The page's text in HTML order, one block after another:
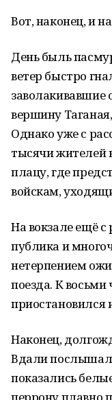
Вот, наконец, и
День быль
ветер быстро
вершину
Однако уже с
тысячи жителей
плацу, где
войскам,
На вокзале ещё с
публика и
нетерпением
поезда. К
приостановился
Наконец,
Вдали
показались